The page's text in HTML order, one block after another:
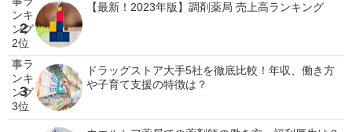
2
【最新！2023年版】調剤薬局 売上高ランキング
3
ドラッグストア大手5社を徹底比較！年収、働き方
や子育て支援の特徴は？